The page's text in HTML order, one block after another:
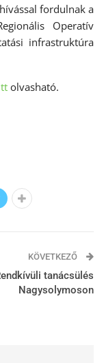
fordulnak a
Operatív
infrastruktúra
olvasható.
KÖVETKEZŐ
tanácsülés
Nagysolymoson